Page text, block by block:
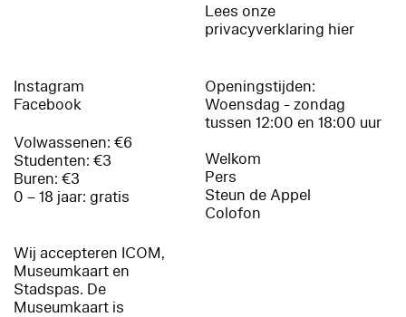
Lees onze
privacyverklaring hier
Instagram
Facebook
Volwassenen: €6
Studenten: €3
Buren: €3
0 – 18 jaar: gratis
Wij accepteren ICOM,
Museumkaart en
Stadspas. De
Museumkaart is
Openingstijden:
Woensdag - zondag
tussen 12:00 en 18:00 uur
Welkom
Pers
Steun de Appel
Colofon